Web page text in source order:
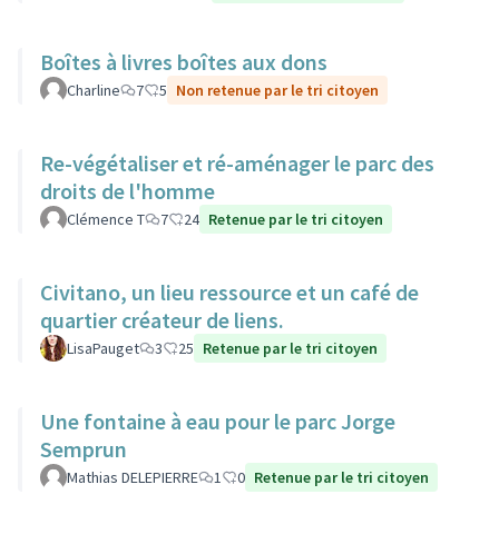
Boîtes à livres boîtes aux dons
Charline 7 5 Non retenue par le tri citoyen
Re-végétaliser et ré-aménager le parc des
droits de l'homme
Clémence T 7 24 Retenue par le tri citoyen
Civitano, un lieu ressource et un café de
quartier créateur de liens.
LisaPauget 3 25 Retenue par le tri citoyen
Une fontaine à eau pour le parc Jorge
Semprun
Mathias DELEPIERRE 1 0 Retenue par le tri citoyen